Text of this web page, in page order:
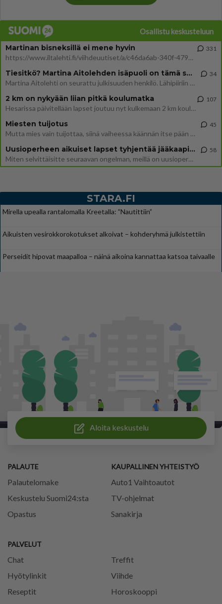
Osallistu keskusteluun
Martinan bisneksillä ei mene hyvin
https://www.iltalehti.fi/viihdeuutiset/a/c46da6ab-340f-4790-aaa7-0865eed2336 Yrityksen konkurssihakemus on tullut kärä
331
Tiesitkö? Martina Aitolehden isäpuoli on tämä suosittu laulaja
Martina Aitolehti on seurattu julkisuuden henkilö. Lähipiiriin mahtuu muitakin tunnettuja henkilöitä. Tiesitkö, että Ma
34
2 km on nykyään liian pitkä koulumatka
Hesarissa päivitellään lapset joutuu nyt kulkemaan 2 km kouluun jösses. Ruostefillarilla tuo matka menee vaikka miten äk
107
Miesten tuijotus
Mutta mies vain tuijottaa, siinä vaiheessa käännän itse pään pois. Mikä juttu? Yleensä jos joku tuijottaa tai katsoo, hä
45
Uusioperheen aikuiset lapset tyhjentää jääkaapin käydessään
Miten selvittäisitte seuraavan ongelman, meillä on uusioperhe, minulla teini-ikäiset lapset ja puolisolla aikuiset, jotk
58
STARA.FI
Mirella upealla rantalomalla Kreetalla: ”Nautittiin”
Aikuisten vesirokkorokotukset alkoivat – kohderyhmä julkistettiin
Perseidit hipovat maapalloa – näinä aikoina kannattaa katsoa taivaalle
Aloita keskustelu
PALAUTE
Palautelomake
Keskustelu Suomi24:sta
Opastus
PALVELUT
Chat
Treffit
Hyötylinkit
Viihde
Reseptit
Horoskooppi
KAUPALLINEN YHTEISTYÖ
Auto1 Vaihtoautot
TV-ohjelmat
Sanakirja